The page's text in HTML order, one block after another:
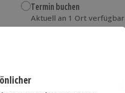
Termin buchen
Aktuell an 1 Ort verfügbar